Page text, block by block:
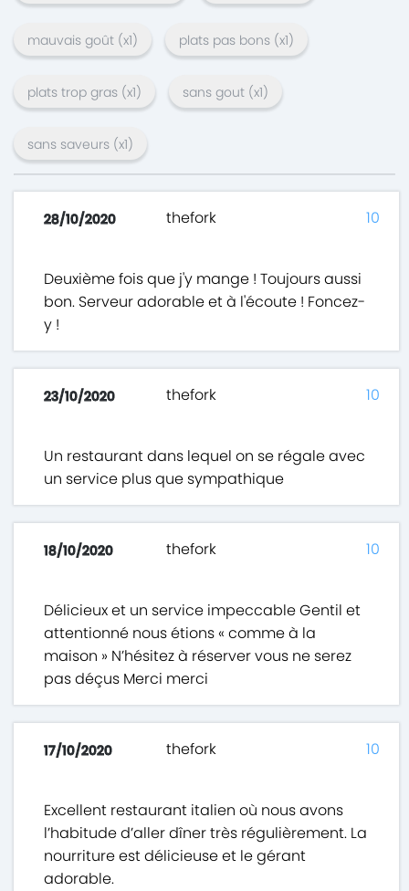
mauvais goût (x1) plats pas bons (x1)
plats trop gras (x1) sans gout (x1)
sans saveurs (x1)
28/10/2020 thefork
Deuxième fois que j'y mange ! Toujours aussi
bon. Serveur adorable et à l'écoute ! Foncez-
y !
10
23/10/2020 thefork
Un restaurant dans lequel on se régale avec
un service plus que sympathique
10
18/10/2020 thefork
Délicieux et un service impeccable Gentil et
attentionné nous étions « comme à la
maison » N’hésitez à réserver vous ne serez
pas déçus Merci merci
10
17/10/2020 thefork
Excellent restaurant italien où nous avons
l’habitude d’aller dîner très régulièrement. La
nourriture est délicieuse et le gérant
adorable.
10